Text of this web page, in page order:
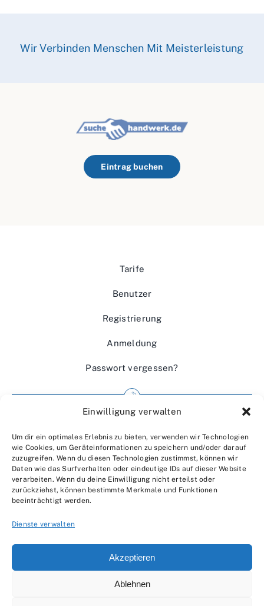
Einwilligung verwalten
Um dir ein optimales Erlebnis zu bieten, verwenden wir Technologien
wie Cookies, um Geräteinformationen zu speichern und/oder darauf
zuzugreifen. Wenn du diesen Technologien zustimmst, können wir
Daten wie das Surfverhalten oder eindeutige IDs auf dieser Website
verarbeiten. Wenn du deine Einwilligung nicht erteilst oder
zurückziehst, können bestimmte Merkmale und Funktionen
beeinträchtigt werden.
Dienste verwalten
Akzeptieren
Ablehnen
Wir Verbinden Menschen Mit Meisterleistung
Eintrag buchen
Tarife
Benutzer
Registrierung
Anmeldung
Passwort vergessen?
Wir über uns
Kontakt
Datenschutzerklärung
© 2007 - 2026 •by Moveco